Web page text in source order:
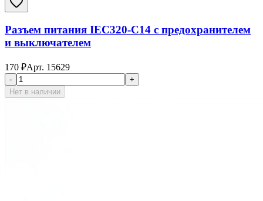
Разъем питания IEC320-C14 с предохранителем
и выключателем
170 ₽Арт. 15629
-
+
Нет в наличии